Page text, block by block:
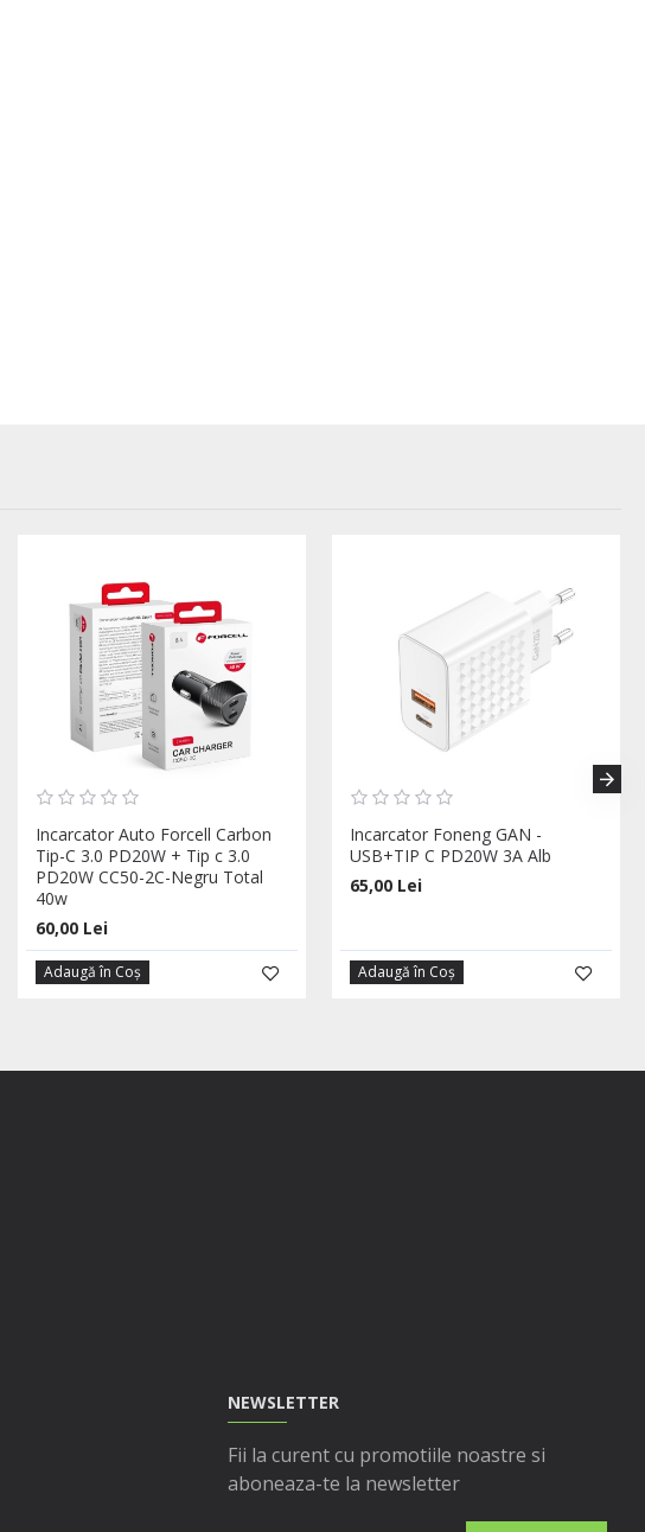
Incarcator Auto Forcell Carbon
Tip-C 3.0 PD20W + Tip c 3.0
PD20W CC50-2C-Negru Total
40w
60,00 Lei
Adaugă în Coş
Incarcator Foneng GAN -
USB+TIP C PD20W 3A Alb
65,00 Lei
Adaugă în Coş
NEWSLETTER
Fii la curent cu promotiile noastre si
aboneaza-te la newsletter